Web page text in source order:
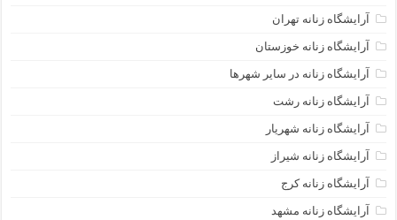
آرایشگاه زنانه تهران
آرایشگاه زنانه خوزستان
آرایشگاه زنانه در سایر شهرها
آرایشگاه زنانه رشت
آرایشگاه زنانه شهریار
آرایشگاه زنانه شیراز
آرایشگاه زنانه کرج
آرایشگاه زنانه مشهد